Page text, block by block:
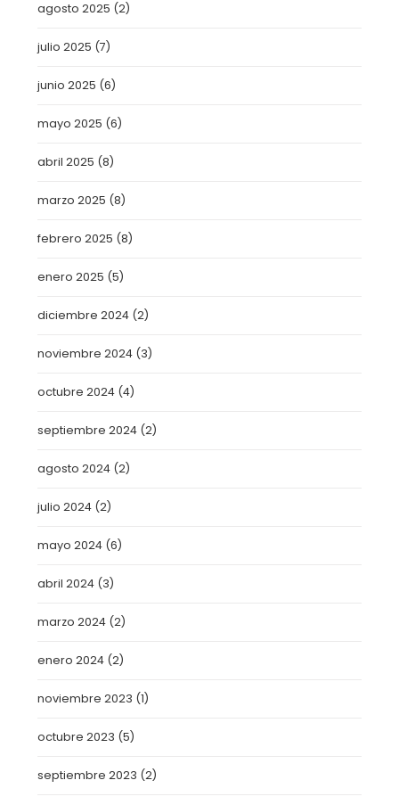
agosto 2025 (2)
julio 2025 (7)
junio 2025 (6)
mayo 2025 (6)
abril 2025 (8)
marzo 2025 (8)
febrero 2025 (8)
enero 2025 (5)
diciembre 2024 (2)
noviembre 2024 (3)
octubre 2024 (4)
septiembre 2024 (2)
agosto 2024 (2)
julio 2024 (2)
mayo 2024 (6)
abril 2024 (3)
marzo 2024 (2)
enero 2024 (2)
noviembre 2023 (1)
octubre 2023 (5)
septiembre 2023 (2)